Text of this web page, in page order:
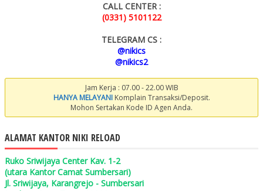
CALL CENTER :
(0331) 5101122
TELEGRAM CS :
@nikics
@nikics2
Jam Kerja : 07.00 - 22.00 WIB
HANYA MELAYANIKomplain Transaksi/Deposit.
Mohon Sertakan Kode ID Agen Anda.
ALAMAT KANTOR NIKI RELOAD
Ruko Sriwijaya Center Kav. 1-2
(utara Kantor Camat Sumbersari)
Jl. Sriwijaya, Karangrejo - Sumbersari